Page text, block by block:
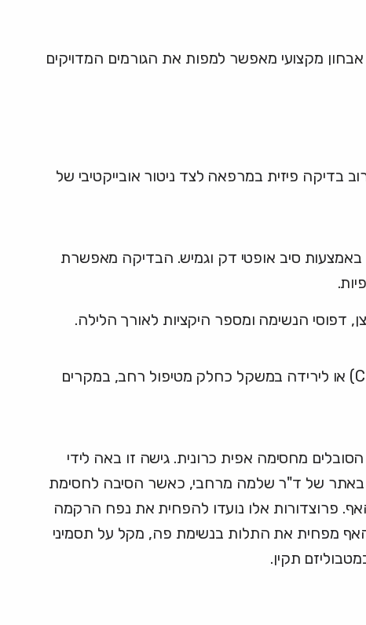
מקצועי מאפשר למפות את הגורמים המדויקים
בדיקה פיזית במרפאה לצד ניטור אובייקטיבי של
סיב אופטי דק וגמיש. הבדיקה מאפשרת
דפוסי הנשימה ומספר היקציות לאורך הלילה.
בהתאם לממצאי האבחון, נקבעת תוכנית הטיפול. בעוד שחלק מהמטופלים זקוקים למכשירי לחץ אוויר (CPAP) או לירידה במשקל כחלק מטיפול רחב, במקרים
מחסימה אפית כרונית. גישה זו באה לידי
באתר של ד"ר שלמה מרחבי, כאשר הסיבה לחסימת
פרוצדורות אלו נועדו להפחית את נפח הרקמה
האף מפחית את התלות בנשימת פה, מקל על תסמיני
תקין.